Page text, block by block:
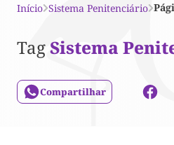
Início Sistema Penitenciário
TagSistema
Compartilhar